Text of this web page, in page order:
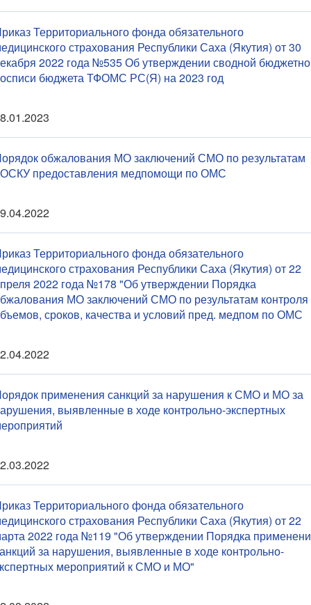
Территориального фонда обязательного
страхования Республики Саха (Якутия) от 30
2022 года №535 Об утверждении сводной
бюджета ТФОМС РС(Я) на 2023 год
обжалования МО заключений СМО по результатам
предоставления медпомощи по ОМС
Территориального фонда обязательного
страхования Республики Саха (Якутия) от 22
2022 года №178 "Об утверждении Порядка
МО заключений СМО по результатам контроля
сроков, качества и условий пред. медпом по ОМС
применения санкций за нарушения к СМО и МО за
выявленные в ходе контрольно-экспертных
Территориального фонда обязательного
страхования Республики Саха (Якутия) от 22
2022 года №119 "Об утверждении Порядка
за нарушения, выявленные в ходе контрольно-
мероприятий к СМО и МО"